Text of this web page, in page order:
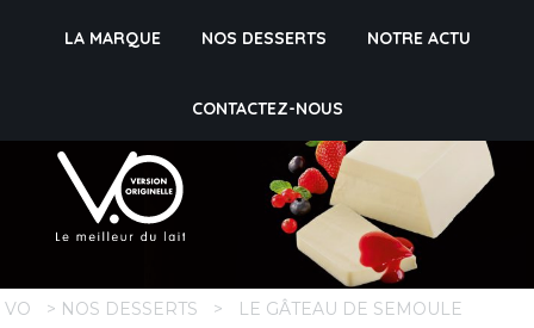
LA MARQUE NOS DESSERTS NOTRE ACTU
CONTACTEZ-NOUS
VO > NOS DESSERTS > LE GÂTEAU DE SEMOULE